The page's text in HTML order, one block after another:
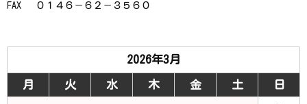
FAX ０１４６－６２－３５６０
2026年3月
月 火 水 木 金 土 日